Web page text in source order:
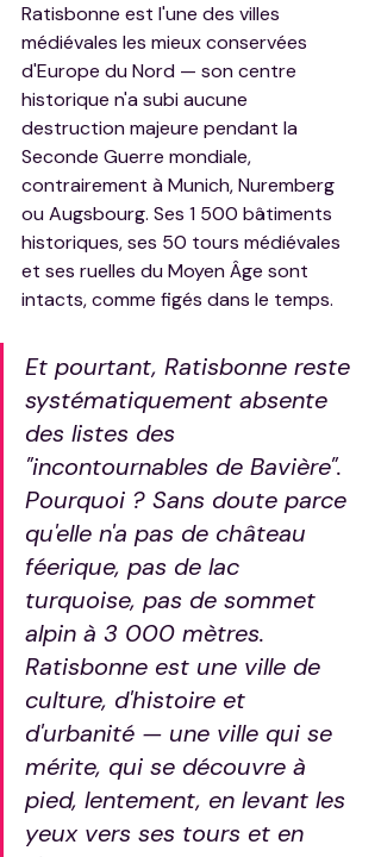
Ratisbonne est l'une des villes
médiévales les mieux conservées
d'Europe du Nord — son centre
historique n'a subi aucune
destruction majeure pendant la
Seconde Guerre mondiale,
contrairement à Munich, Nuremberg
ou Augsbourg. Ses 1 500 bâtiments
historiques, ses 50 tours médiévales
et ses ruelles du Moyen Âge sont
intacts, comme figés dans le temps.
Et pourtant, Ratisbonne reste
systématiquement absente
des listes des
"incontournables de Bavière".
Pourquoi ? Sans doute parce
qu'elle n'a pas de château
féerique, pas de lac
turquoise, pas de sommet
alpin à 3 000 mètres.
Ratisbonne est une ville de
culture, d'histoire et
d'urbanité — une ville qui se
mérite, qui se découvre à
pied, lentement, en levant les
yeux vers ses tours et en